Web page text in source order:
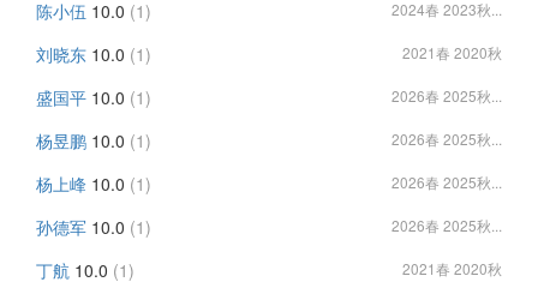
陈小伍 10.0 (1) 2024春 2023秋...
刘晓东 10.0 (1) 2021春 2020秋
盛国平 10.0 (1) 2026春 2025秋...
杨昱鹏 10.0 (1) 2026春 2025秋...
杨上峰 10.0 (1) 2026春 2025秋...
孙德军 10.0 (1) 2026春 2025秋...
丁航 10.0 (1) 2021春 2020秋